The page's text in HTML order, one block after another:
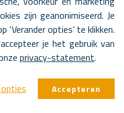
lucht voor cliënt
bij Proteion
zijn geanonimiseerd. Je
‘Verander opties’ te klikken.
je het gebruik van
privacy-statement.
Accepteren